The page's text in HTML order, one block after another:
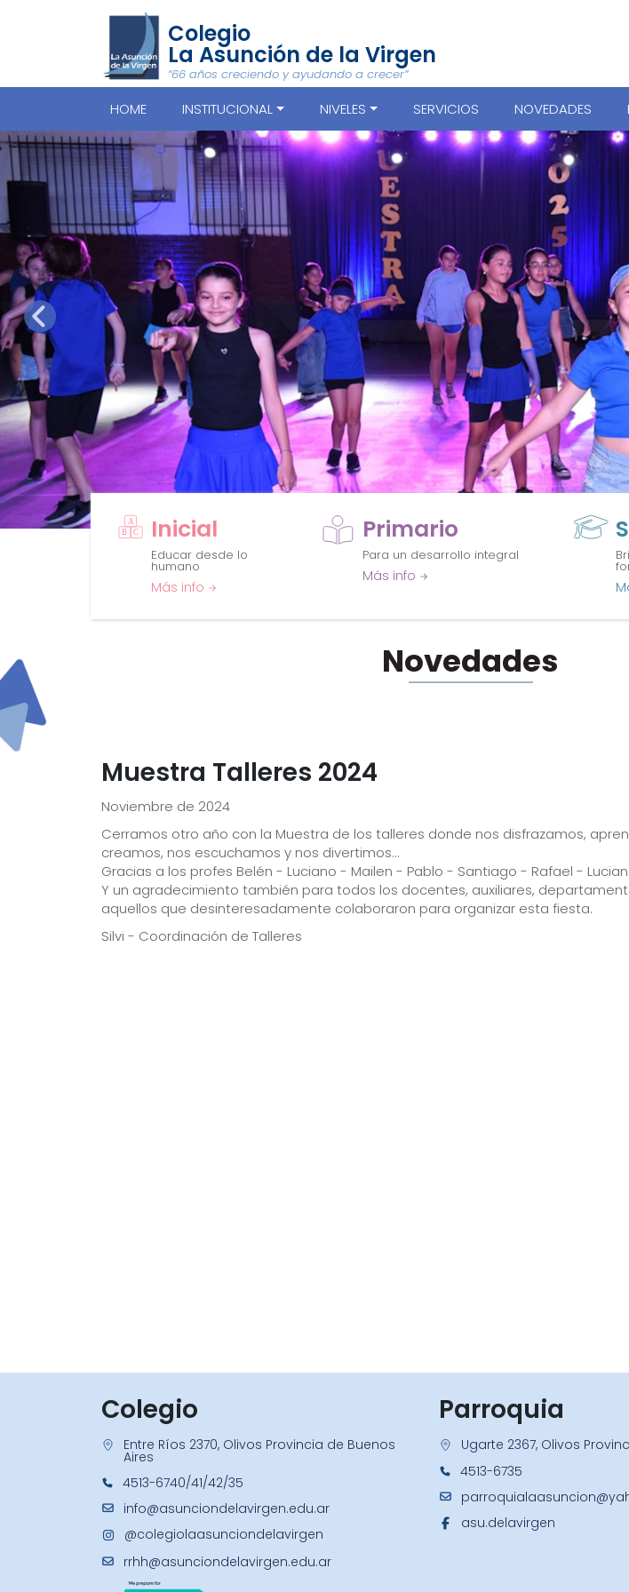
Colegio
La Asunción de la Virgen
“66 años creciendo y ayudando a crecer”
HOME INSTITUCIONAL NIVELES SERVICIOS NOVEDADES
Inicial
Educar desde lo
humano
Más info
Primario
Para un desarrollo integral
Más info
Novedades
Muestra Talleres 2024
Noviembre de 2024
Cerramos otro año con la Muestra de los talleres donde nos disfrazamos,
creamos, nos escuchamos y nos divertimos...
Gracias a los profes Belén - Luciano - Mailen - Pablo - Santiago - Rafael -
Y un agradecimiento también para todos los docentes, auxiliares,
aquellos que desinteresadamente colaboraron para organizar esta fiesta.
Silvi - Coordinación de Talleres
Colegio
Entre Ríos 2370, Olivos Provincia de Buenos
Aires
4513-6740/41/42/35
info@asunciondelavirgen.edu.ar
@colegiolaasunciondelavirgen
rrhh@asunciondelavirgen.edu.ar
Parroquia
Ugarte 2367, Olivos
4513-6735
asu.delavirgen